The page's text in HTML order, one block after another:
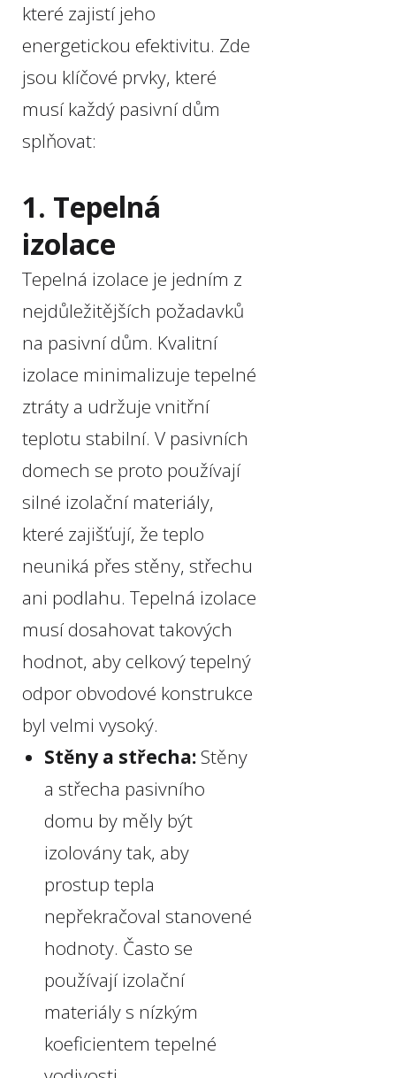
které zajistí jeho
energetickou efektivitu. Zde
jsou klíčové prvky, které
musí každý pasivní dům
splňovat:
1. Tepelná
izolace
Tepelná izolace je jedním z
nejdůležitějších požadavků
na pasivní dům. Kvalitní
izolace minimalizuje tepelné
ztráty a udržuje vnitřní
teplotu stabilní. V pasivních
domech se proto používají
silné izolační materiály,
které zajišťují, že teplo
neuniká přes stěny, střechu
ani podlahu. Tepelná izolace
musí dosahovat takových
hodnot, aby celkový tepelný
odpor obvodové konstrukce
byl velmi vysoký.
Stěny a střecha: Stěny
a střecha pasivního
domu by měly být
izolovány tak, aby
prostup tepla
nepřekračoval stanovené
hodnoty. Často se
používají izolační
materiály s nízkým
koeficientem tepelné